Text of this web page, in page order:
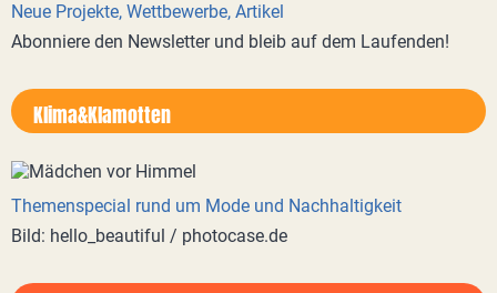
Neue Projekte, Wettbewerbe, Artikel
Abonniere den Newsletter und bleib auf dem Laufenden!
Klima&Klamotten
Themenspecial rund um Mode und Nachhaltigkeit
Bild: hello_beautiful / photocase.de